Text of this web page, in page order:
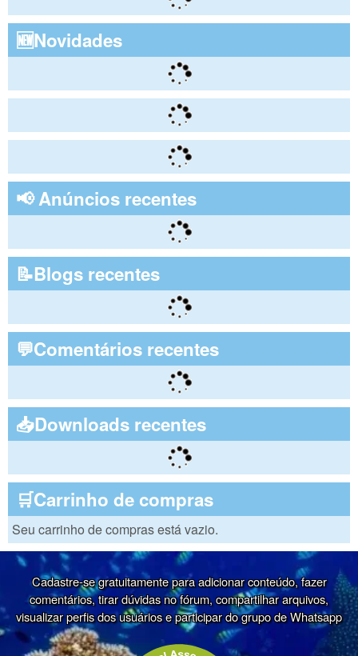
🆕Novidades
📢 Anúncios recentes
📝Blogs recentes
💬Comentários recentes
📥Downloads recentes
🛒Carrinho de compras
Seu carrinho de compras está vazio.
Cadastre-se gratuitamente para adicionar conteúdo, fazer
comentários, tirar dúvidas no fórum, compartilhar arquivos,
visualizar perfis dos usuários e participar do grupo de Whatsapp